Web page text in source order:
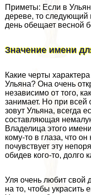
Приметы: Если в
дереве, то
день обещает весной
Значение имени
Какие черты
Ульяна? Она очень
независимо от того,
занимает. Но при всей
зовут Ульяна, всегда
составляющая
Владелица этого
кому-то в глаза, что
почувствует эту
обидев кого-то, долго
Уля очень любит свой
на то, чтобы